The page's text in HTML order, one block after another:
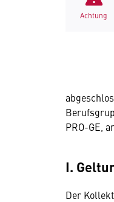
Achtung
PRO-GE,
I.
Der